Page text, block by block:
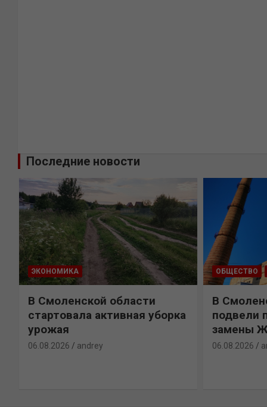
Последние новости
ЭКОНОМИКА
В Смоленской области
стартовала активная уборка
урожая
06.08.2026 andrey
ОБЩЕСТВО
В
подвели
замены
06.08.2026